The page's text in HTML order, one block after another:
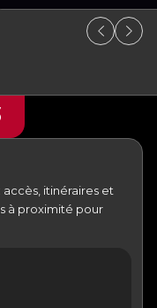
itinéraires et
à proximité pour